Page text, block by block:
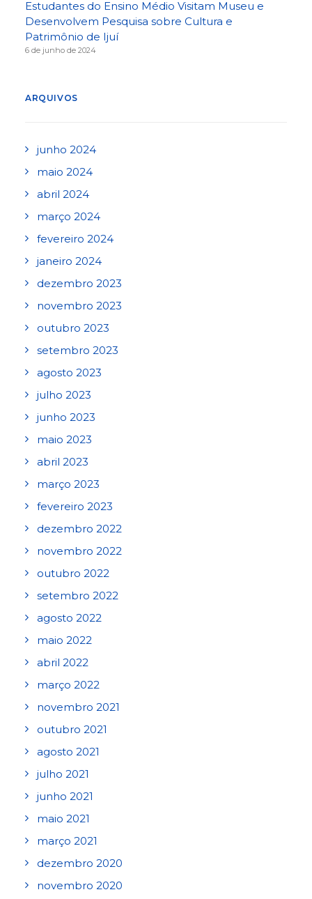
Estudantes do Ensino Médio Visitam Museu e
Desenvolvem Pesquisa sobre Cultura e
Patrimônio de Ijuí
6 de junho de 2024
ARQUIVOS
junho 2024
maio 2024
abril 2024
março 2024
fevereiro 2024
janeiro 2024
dezembro 2023
novembro 2023
outubro 2023
setembro 2023
agosto 2023
julho 2023
junho 2023
maio 2023
abril 2023
março 2023
fevereiro 2023
dezembro 2022
novembro 2022
outubro 2022
setembro 2022
agosto 2022
maio 2022
abril 2022
março 2022
novembro 2021
outubro 2021
agosto 2021
julho 2021
junho 2021
maio 2021
março 2021
dezembro 2020
novembro 2020